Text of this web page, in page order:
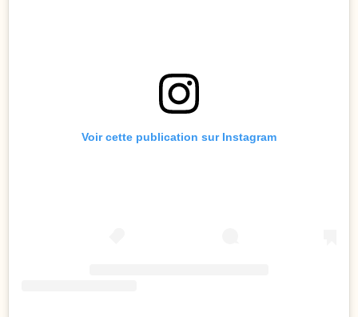
Voir cette publication sur Instagram